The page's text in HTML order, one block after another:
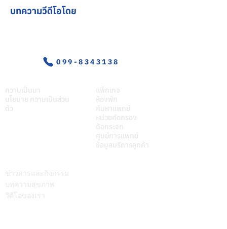
บทความวีดีโอโดย
099-8343138
ความเป็นมา
นโยบาย ความเป็นส่วน
ตัว
แพ็กเกจ
ห้องพัก
ค้นหาแพทย์
หน่วยคัดกรอง
ต้อกระจก
ศูนย์การแพทย์
ข้อมูลบริการลูกค้า
ข่าวสารและกิจกรรม
บทความสุขภาพ
วีดีโอของเรา